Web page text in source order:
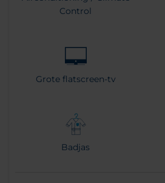
Control
Grote flatscreen-tv
Badjas